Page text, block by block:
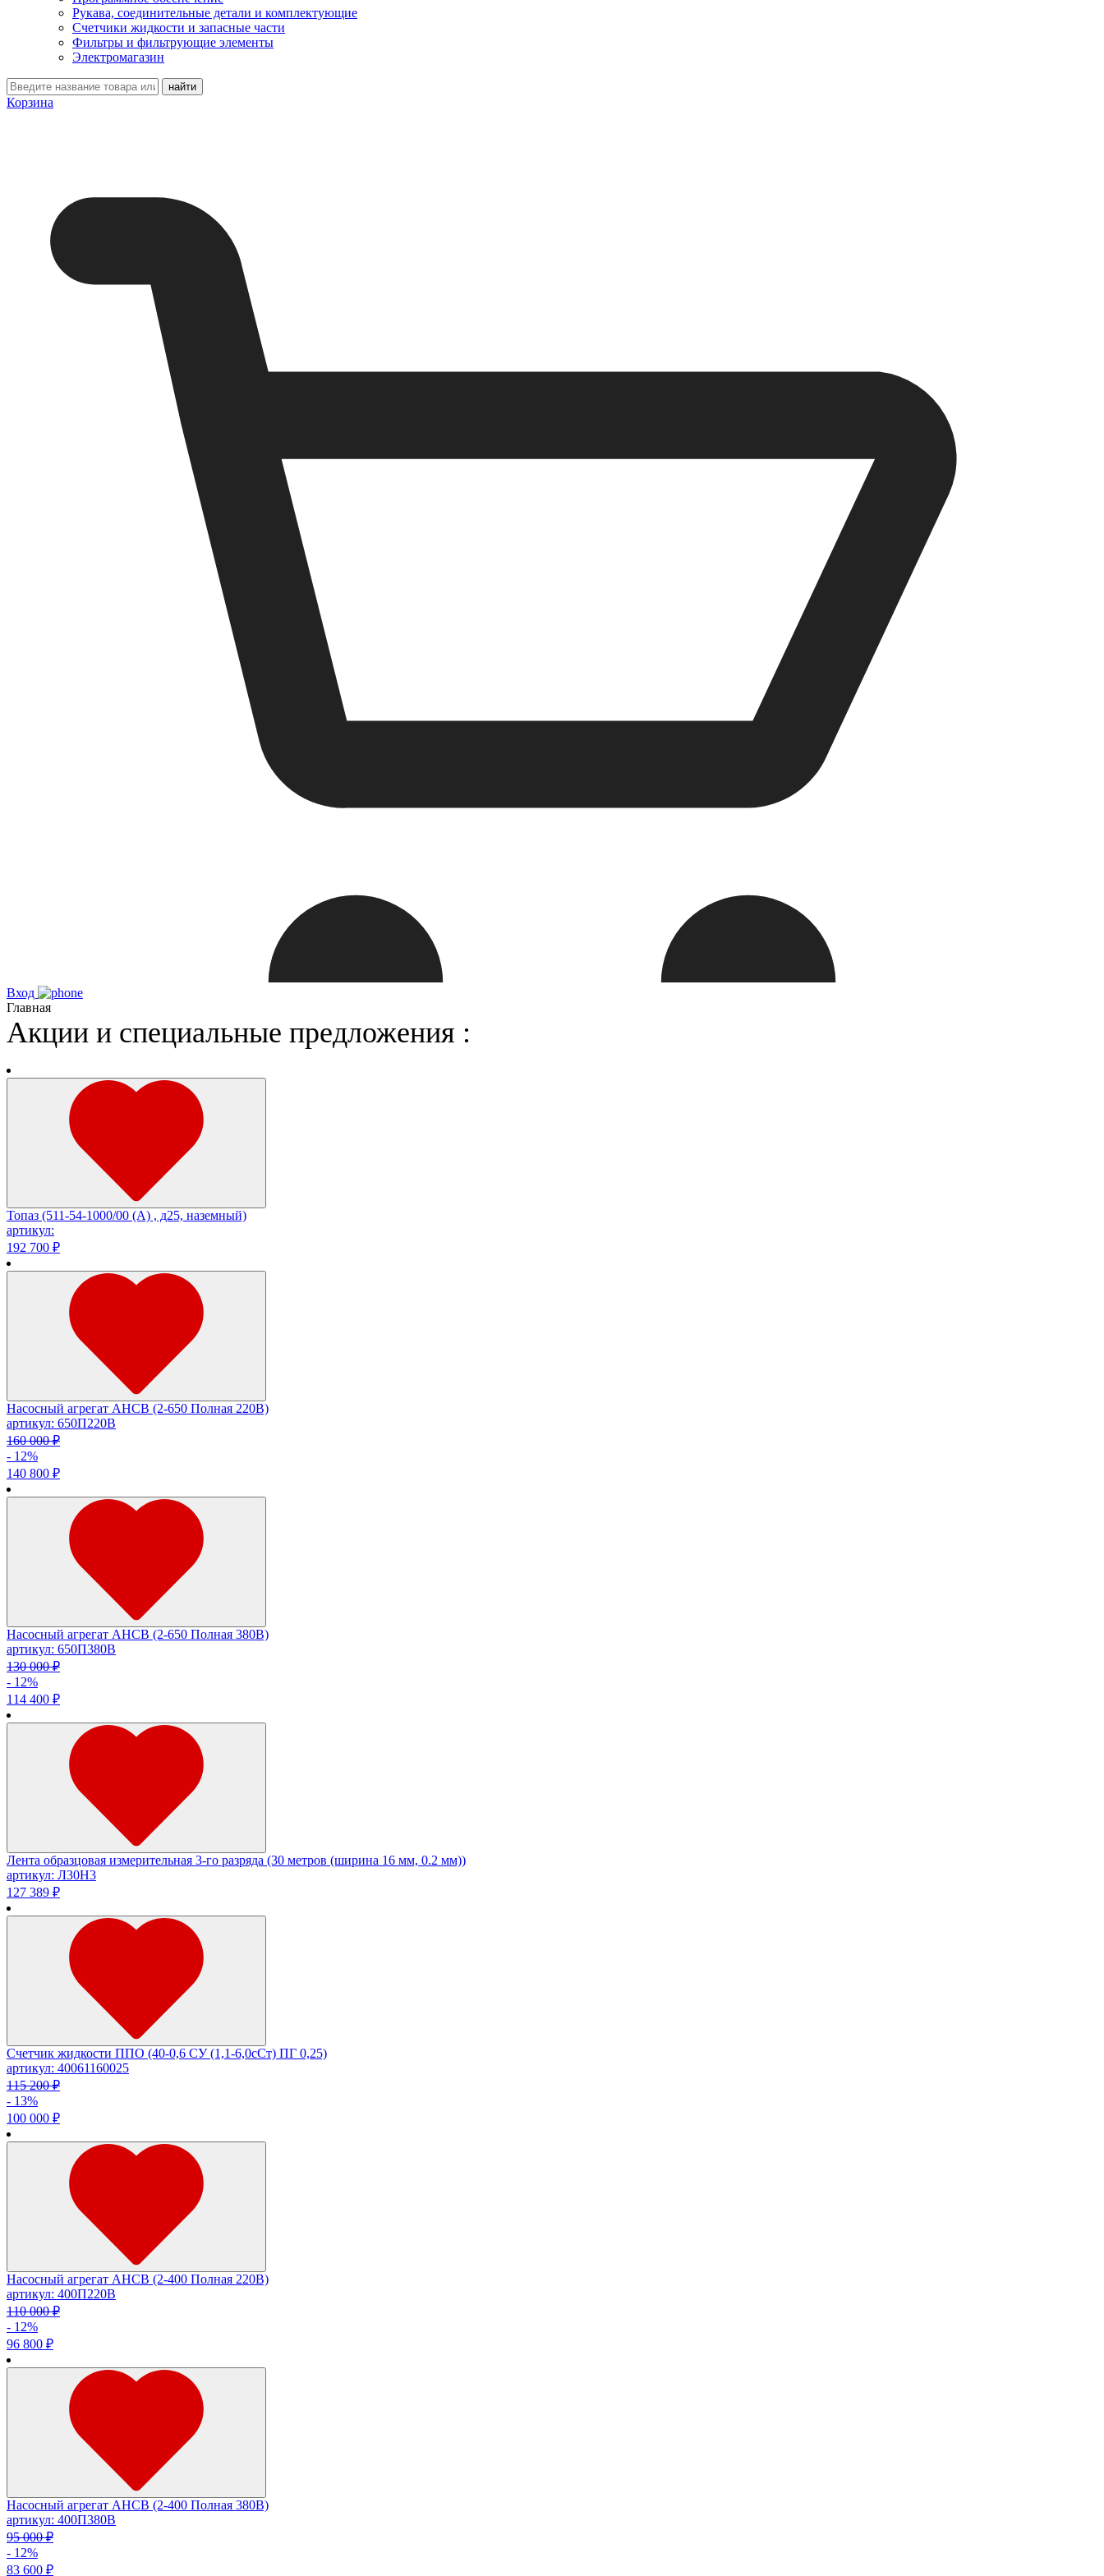
Рукава, соединительные детали и комплектующие
Счетчики жидкости и запасные части
Фильтры и фильтрующие элементы
Электромагазин
Корзина
Вход
Главная
Акции и специальные предложения :
Топаз (511-54-1000/00 (A) , д25, наземный)
артикул:
192 700 ₽
Насосный агрегат АНСВ (2-650 Полная 220В)
артикул: 650П220В
160 000 ₽
- 12%
140 800 ₽
Насосный агрегат АНСВ (2-650 Полная 380В)
артикул: 650П380В
130 000 ₽
- 12%
114 400 ₽
Лента образцовая измерительная 3-го разряда (30 метров (ширина 16 мм, 0.2 мм))
артикул: Л30Н3
127 389 ₽
Счетчик жидкости ППО (40-0,6 СУ (1,1-6,0сСт) ПГ 0,25)
артикул: 40061160025
115 200 ₽
- 13%
100 000 ₽
Насосный агрегат АНСВ (2-400 Полная 220В)
артикул: 400П220В
110 000 ₽
- 12%
96 800 ₽
Насосный агрегат АНСВ (2-400 Полная 380В)
артикул: 400П380В
95 000 ₽
- 12%
83 600 ₽